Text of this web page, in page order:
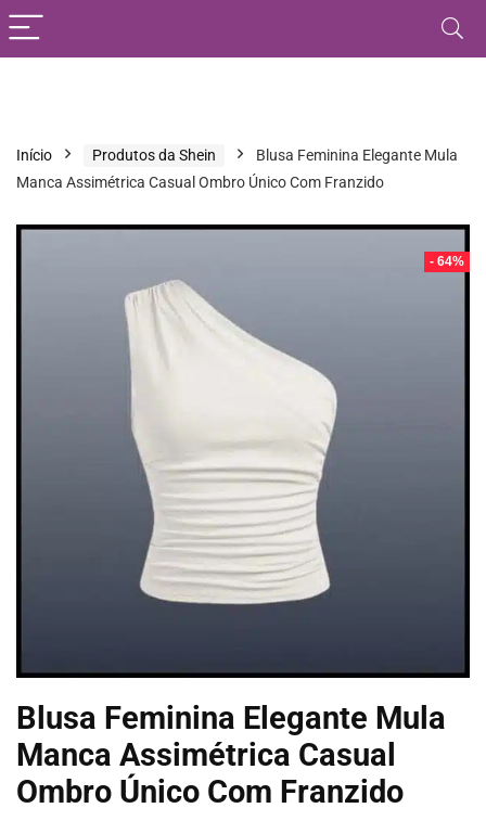
Início Produtos da Shein
Blusa Feminina Elegante Mula
Manca Assimétrica Casual Ombro Único Com Franzido
- 64%
Blusa Feminina Elegante Mula
Manca Assimétrica Casual
Ombro Único Com Franzido